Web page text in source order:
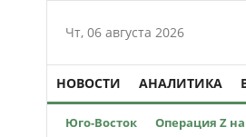
Чт, 06 августа 2026
НОВОСТИ АНАЛИТИКА
Юго-Восток Операция Z